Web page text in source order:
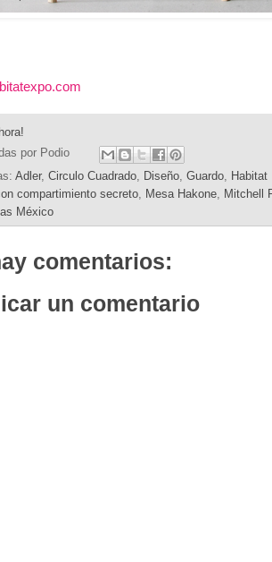
por Podio
Adler, Circulo Cuadrado Diseño Guardo
Habitat
compartimiento secreto
Mesa Hakone
Mitchell
México
comentarios:
un comentario